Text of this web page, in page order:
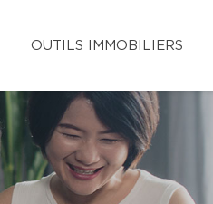
OUTILS IMMOBILIERS